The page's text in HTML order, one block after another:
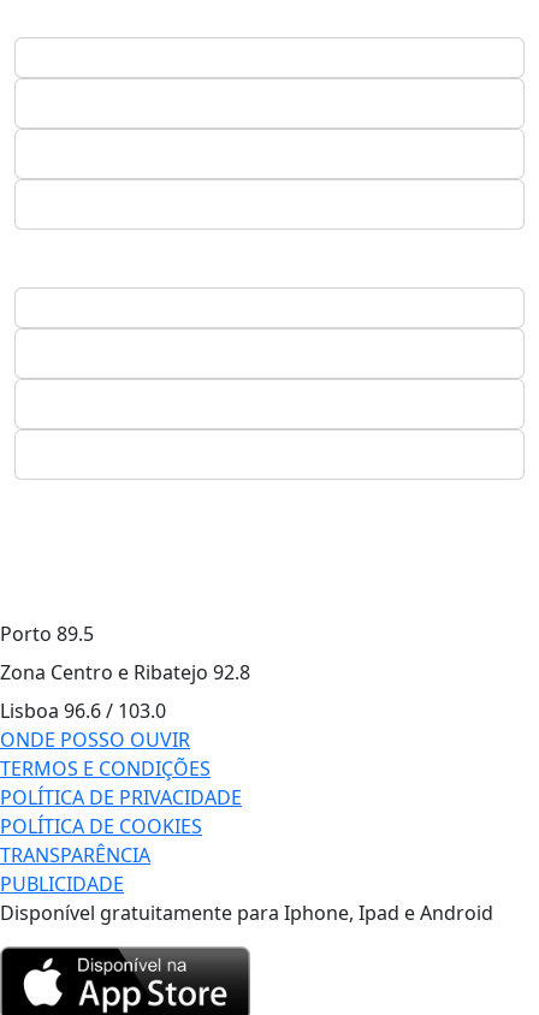
Porto 89.5
Zona Centro e Ribatejo 92.8
Lisboa 96.6 / 103.0
ONDE POSSO OUVIR
TERMOS E CONDIÇÕES
POLÍTICA DE PRIVACIDADE
POLÍTICA DE COOKIES
TRANSPARÊNCIA
PUBLICIDADE
Disponível gratuitamente para Iphone, Ipad e Android